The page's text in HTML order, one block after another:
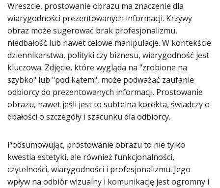
Wreszcie, prostowanie obrazu ma znaczenie dla
wiarygodności prezentowanych informacji. Krzywy
obraz może sugerować brak profesjonalizmu,
niedbałość lub nawet celowe manipulacje. W kontekście
dziennikarstwa, polityki czy biznesu, wiarygodność jest
kluczowa. Zdjęcie, które wygląda na "zrobione na
szybko" lub "pod kątem", może podważać zaufanie
odbiorcy do prezentowanych informacji. Prostowanie
obrazu, nawet jeśli jest to subtelna korekta, świadczy o
dbałości o szczegóły i szacunku dla odbiorcy.
Podsumowując, prostowanie obrazu to nie tylko
kwestia estetyki, ale również funkcjonalności,
czytelności, wiarygodności i profesjonalizmu. Jego
wpływ na odbiór wizualny i komunikację jest ogromny i